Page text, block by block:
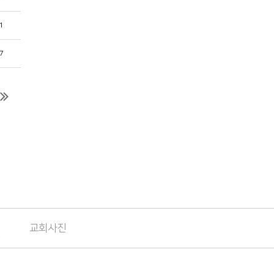
교회사진